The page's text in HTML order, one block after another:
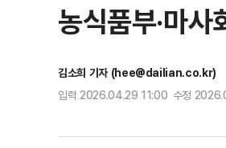
농식품부·마
김소희 기자 (hee@dailian.co.kr)
입력 2026.04.29 11:00 수정